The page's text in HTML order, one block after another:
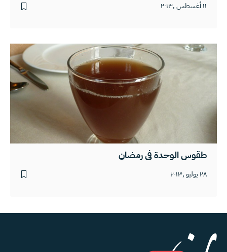
١١ أغسطس ,٢٠١٣
طقوس الوحدة في رمضان
٢٨ يوليو ,٢٠١٣